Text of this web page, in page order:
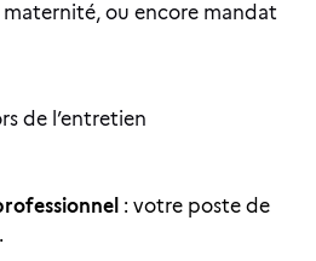
ou encore mandat
de l’entretien
: votre poste de